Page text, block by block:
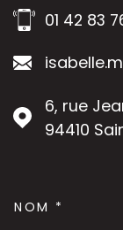
01 42 83
6, rue
94410
NOM *